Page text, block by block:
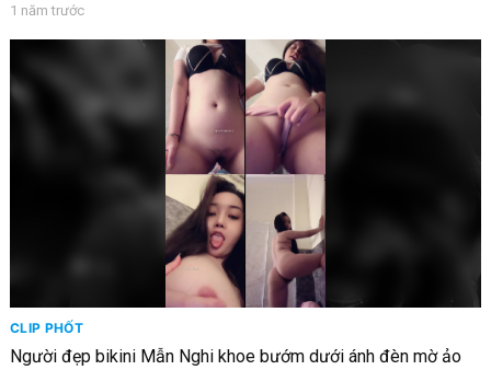
1 năm trước
CLIP PHỐT
Người đẹp bikini Mẫn Nghi khoe bướm dưới ánh đèn mờ ảo